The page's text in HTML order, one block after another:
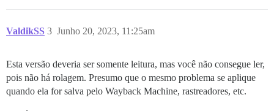
ValdikSS Junho 20, 2023, 11:25am
3
Esta versão deveria ser somente leitura, mas você não consegue ler,
pois não há rolagem. Presumo que o mesmo problema se aplique
quando ela for salva pelo Wayback Machine, rastreadores, etc.